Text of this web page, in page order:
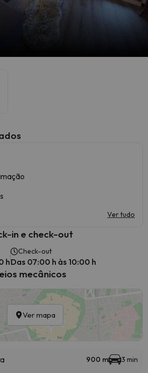
Ver tudo
in e check-out
h
Check-out
Das 07:00 h às 10:00 h
mecânicos
Ver mapa
900 m 3 min